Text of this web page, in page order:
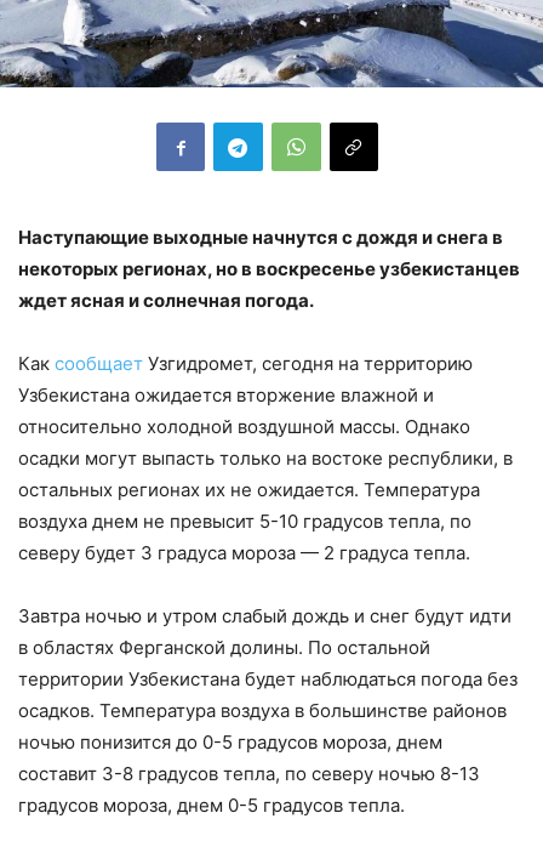
Наступающие выходные начнутся с дождя и снега в
некоторых регионах, но в воскресенье узбекистанцев
ждет ясная и солнечная погода.
Как сообщает Узгидромет, сегодня на территорию
Узбекистана ожидается вторжение влажной и
относительно холодной воздушной массы. Однако
осадки могут выпасть только на востоке республики, в
остальных регионах их не ожидается. Температура
воздуха днем не превысит 5-10 градусов тепла, по
северу будет 3 градуса мороза — 2 градуса тепла.
Завтра ночью и утром слабый дождь и снег будут идти
в областях Ферганской долины. По остальной
территории Узбекистана будет наблюдаться погода без
осадков. Температура воздуха в большинстве районов
ночью понизится до 0-5 градусов мороза, днем
составит 3-8 градусов тепла, по северу ночью 8-13
градусов мороза, днем 0-5 градусов тепла.